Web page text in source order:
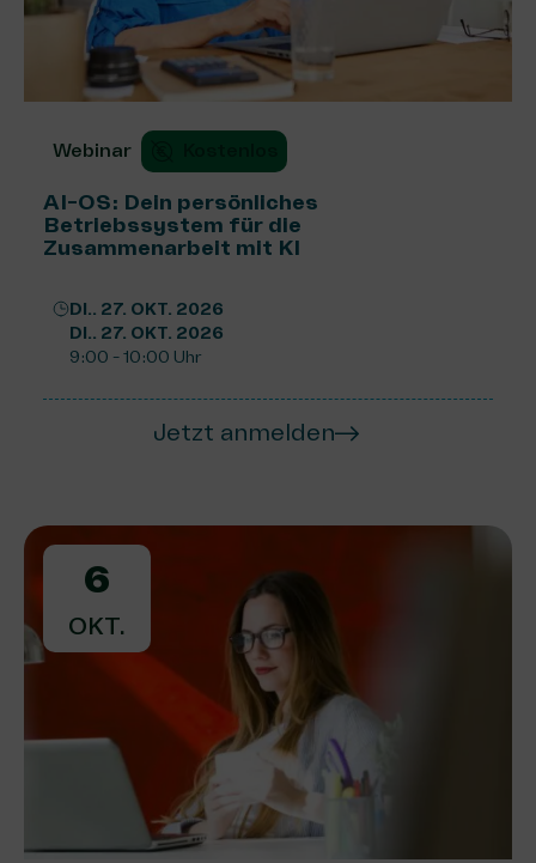
Webinar
AI-OS: Dein persönliches
Betriebssystem für die
Zusammenarbeit mit KI
DI.. 27. OKT. 2026
DI.. 27. OKT. 2026
9:00 - 10:00 Uhr
Jetzt anmelden
6
OKT.